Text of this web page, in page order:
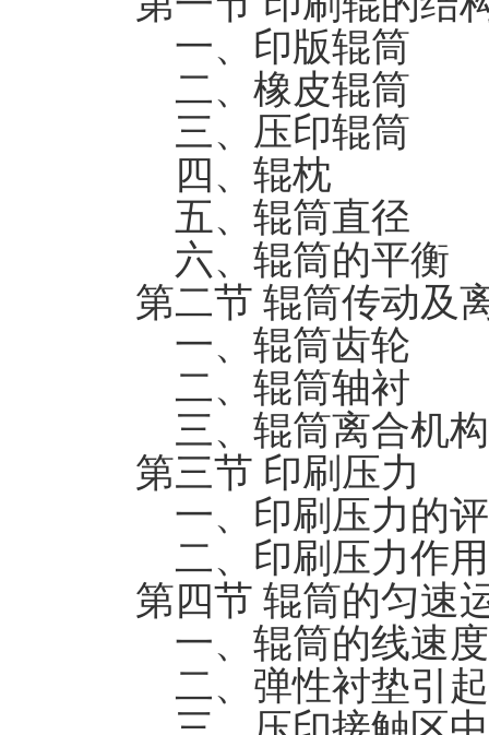
一、印版辊筒
二、橡皮辊筒
三、压印辊筒
四、辊枕
五、辊筒直径
六、辊筒的平衡
第二节 辊筒传动及
一、辊筒齿轮
二、辊筒轴衬
三、辊筒离合机构
第三节 印刷压力
一、印刷压力的
二、印刷压力作用
第四节 辊筒的匀速
一、辊筒的线速度
二、弹性衬垫引起